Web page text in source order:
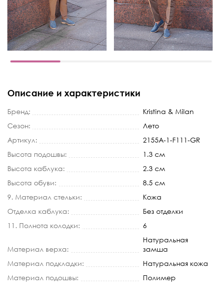
Описание и характеристики
Бренд:
Kristina & Milan
Сезон:
Лето
Артикул:
2155A-1-F111-GR
Высота подошвы:
1.3 см
Высота каблука:
2.3 см
Высота обуви:
8.5 см
9. Материал стельки:
Кожа
Отделка каблука:
Без отделки
11. Полнота колодки:
6
Материал верха:
Натуральная
замша
Материал подкладки:
Натуральная кожа
Материал подошвы:
Полимер